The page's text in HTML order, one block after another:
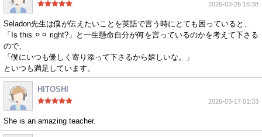
2026-03-26 16:38
Seladon先生は僕が伝えたいことを英語で言う時にとても困っていると、
「Is this ⚪︎⚪︎ right?」と一生懸命自分が何を言っているのかを考えて下さる
ので、
「僕にいつも優しく寄り添って下さるから嬉しいな。」
といつも満足しています。
HITOSHI
2026-03-17 01:33
She is an amazing teacher.